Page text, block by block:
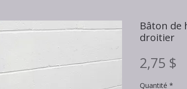
Bâton de
droitier
2,75 $
Quantité *